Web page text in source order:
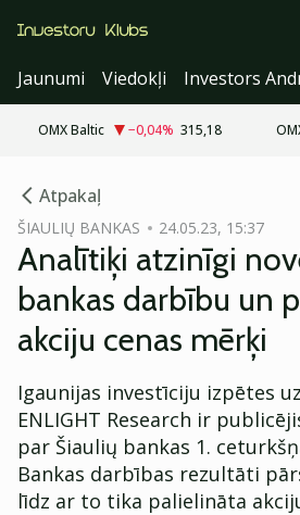
Jaunumi
Viedokļi Investors
OMX Baltic −0,04% 315,18
Atpakaļ
ŠIAULIŲ BANKAS 24.05.23, 15:37
Analītiķi atzinīgi
bankas darbību un
akciju cenas mērķi
Igaunijas investīciju izpētes
ENLIGHT Research ir
par Šiaulių bankas 1.
Bankas darbības rezultāti
līdz ar to tika palielināta